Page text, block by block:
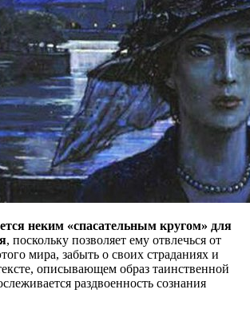
неким «спасательным кругом» для
, поскольку позволяет ему отвлечься от
мира, забыть о своих страданиях и
описывающем образ таинственной
раздвоенность сознания